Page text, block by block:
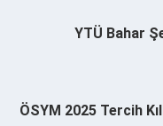
YTÜ Bahar
ÖSYM 2025 Tercih